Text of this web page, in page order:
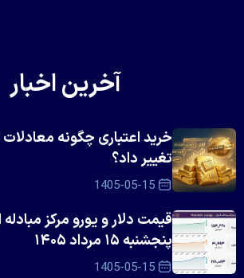
آخرین اخبار
خرید اعتباری چگونه معادلات
تغییر داد؟
1405-05-15
قیمت دلار و یورو مرکز مبادله
پنجشنبه ۱۵ مرداد ۱۴۰۵
1405-05-15